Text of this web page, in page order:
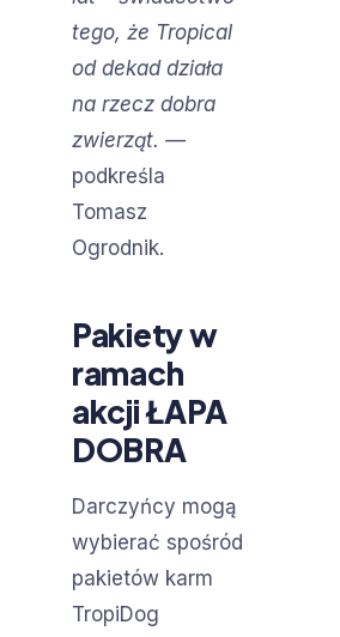
tego, że Tropical
od dekad działa
na rzecz dobra
zwierząt. —
podkreśla
Tomasz
Ogrodnik.
Pakiety w
ramach
akcji ŁAPA
DOBRA
Darczyńcy mogą
wybierać spośród
pakietów karm
TropiDog